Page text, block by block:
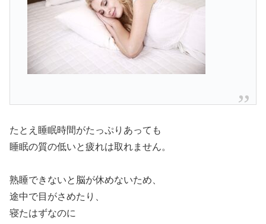
たとえ睡眠時間がたっぷりあっても
睡眠の質の低いと疲れは取れません。
熟睡できないと脳が休めないため、
途中で目がさめたり、
寝たはずなのに